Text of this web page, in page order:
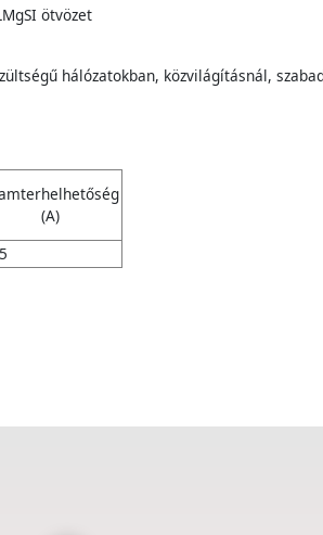
ötvözet
hálózatokban, közvilágításnál,
(A)